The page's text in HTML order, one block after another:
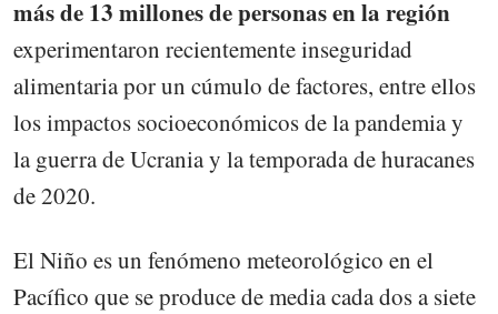
más de 13 millones de personas en la región
experimentaron recientemente inseguridad
alimentaria por un cúmulo de factores, entre ellos
los impactos socioeconómicos de la pandemia y
la guerra de Ucrania y la temporada de huracanes
de 2020.
El Niño es un fenómeno meteorológico en el
Pacífico que se produce de media cada dos a siete